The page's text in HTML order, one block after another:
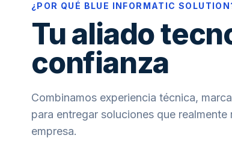
¿POR QUÉ BLUE INFORMATIC
Tu aliado
confianza
Combinamos experiencia técnica,
para entregar soluciones que
empresa.